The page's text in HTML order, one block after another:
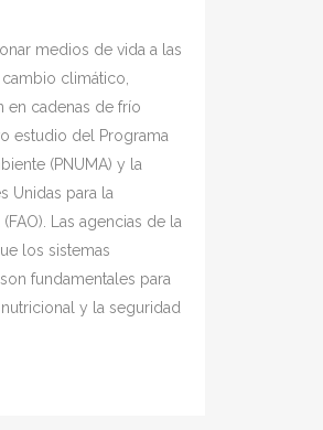
medios de vida a las
climático,
en cadenas de frío
estudio del Programa
(PNUMA) y la
Unidas para la
Las agencias de la
los sistemas
fundamentales para
y la seguridad